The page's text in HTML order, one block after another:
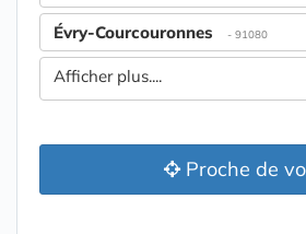
Évry-Courcouronnes - 91080
Afficher plus....
Proche de